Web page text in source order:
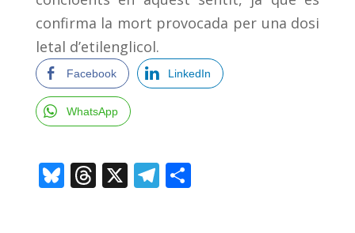
confirma la mort provocada per una dosi
letal d’etilenglicol.
Facebook LinkedIn
WhatsApp
Bl T X T C